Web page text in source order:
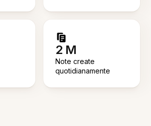
2 M
Note create
quotidianamente